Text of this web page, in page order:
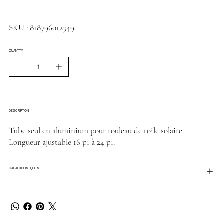
SKU :
SKU
818796012349
818796012349
QUANTITY
DESCRIPTION
Tube seul en aluminium pour rouleau de toile solaire.
Longueur ajustable 16 pi à 24 pi.
CARACTÉRISTIQUES